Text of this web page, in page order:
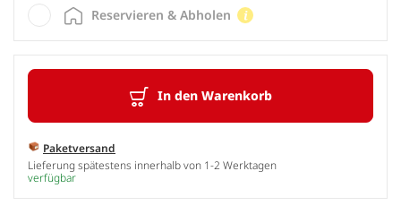
In den Warenkorb
Paketversand
Lieferung spätestens innerhalb von 1-2 Werktagen
verfügbar
Reservieren & Abholen